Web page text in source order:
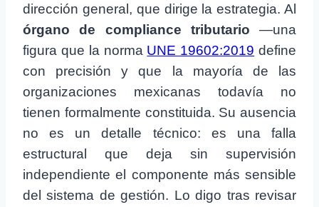
dirección general, que dirige la estrategia. Al
órgano de compliance tributario —una
figura que la norma UNE 19602:2019 define
con precisión y que la mayoría de las
organizaciones mexicanas todavía no
tienen formalmente constituida. Su ausencia
no es un detalle técnico: es una falla
estructural que deja sin supervisión
independiente el componente más sensible
del sistema de gestión. Lo digo tras revisar